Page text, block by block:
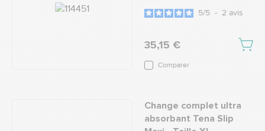
5/5 - 2 avis
35,15 €
Comparer
Change complet ultra
absorbant Tena Slip